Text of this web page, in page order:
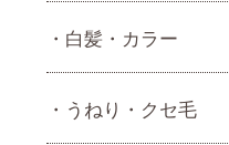
白髪・カラー
うねり・ クセ毛